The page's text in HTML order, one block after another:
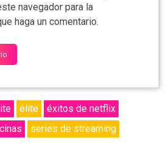
navegador para la
haga un comentario.
élite
éxitos de netflix
series de streaming